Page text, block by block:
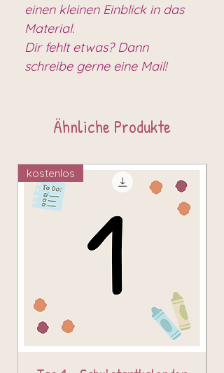
einen kleinen Einblick in das
Material.
Dir fehlt etwas? Dann
schreibe gerne eine Mail!
Ähnliche Produkte
kostenlos